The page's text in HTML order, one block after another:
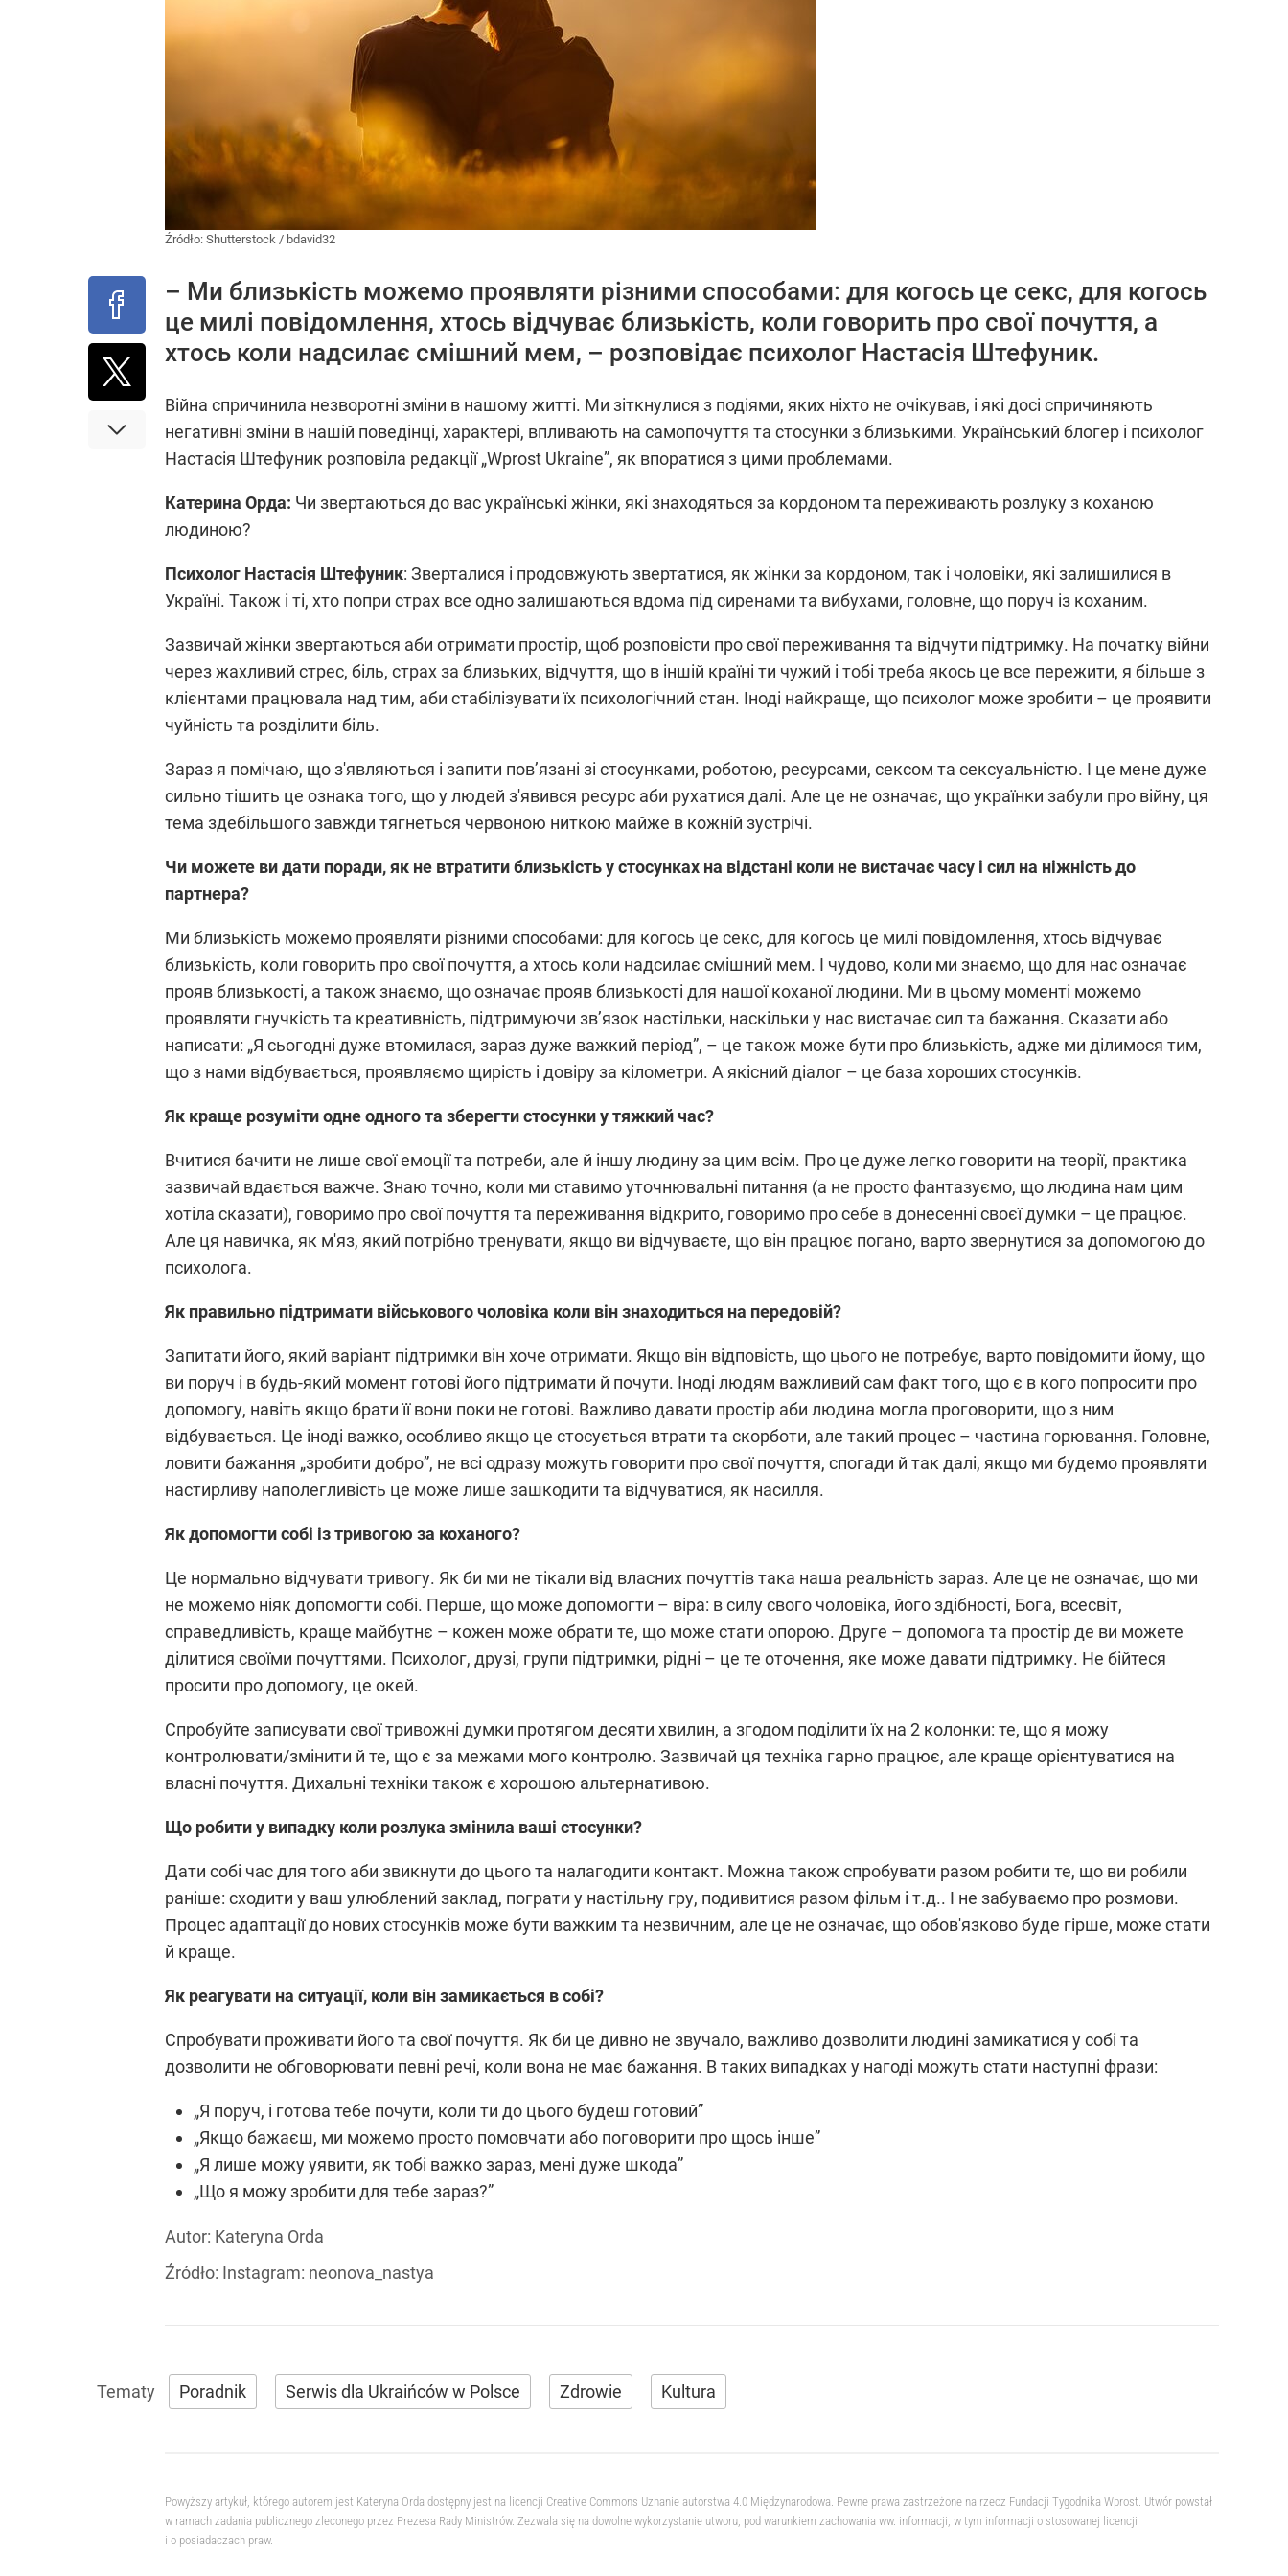
Źródło: Shutterstock / bdavid32
– Ми близькість можемо проявляти різними способами: для когось це секс, для когось
це милі повідомлення, хтось відчуває близькість, коли говорить про свої почуття, а
хтось коли надсилає смішний мем, – розповідає психолог Настасія Штефуник.
Війна спричинила незворотні зміни в нашому житті. Ми зіткнулися з подіями, яких ніхто не очікував, і які досі спричиняють
негативні зміни в нашій поведінці, характері, впливають на самопочуття та стосунки з близькими. Український блогер і психолог
Настасія Штефуник розповіла редакції „Wprost Ukraine”, як впоратися з цими проблемами.
Катерина Орда: Чи звертаються до вас українські жінки, які знаходяться за кордоном та переживають розлуку з коханою
людиною?
Психолог Настасія Штефуник: Зверталися і продовжують звертатися, як жінки за кордоном, так і чоловіки, які залишилися в
Україні. Також і ті, хто попри страх все одно залишаються вдома під сиренами та вибухами, головне, що поруч із коханим.
Зазвичай жінки звертаються аби отримати простір, щоб розповісти про свої переживання та відчути підтримку. На початку війни
через жахливий стрес, біль, страх за близьких, відчуття, що в іншій країні ти чужий і тобі треба якось це все пережити, я більше з
клієнтами працювала над тим, аби стабілізувати їх психологічний стан. Іноді найкраще, що психолог може зробити – це проявити
чуйність та розділити біль.
Зараз я помічаю, що з'являються і запити пов’язані зі стосунками, роботою, ресурсами, сексом та сексуальністю. І це мене дуже
сильно тішить це ознака того, що у людей з'явився ресурс аби рухатися далі. Але це не означає, що українки забули про війну, ця
тема здебільшого завжди тягнеться червоною ниткою майже в кожній зустрічі.
Чи можете ви дати поради, як не втратити близькість у стосунках на відстані коли не вистачає часу і сил на ніжність до
партнера?
Ми близькість можемо проявляти різними способами: для когось це секс, для когось це милі повідомлення, хтось відчуває
близькість, коли говорить про свої почуття, а хтось коли надсилає смішний мем. І чудово, коли ми знаємо, що для нас означає
прояв близькості, а також знаємо, що означає прояв близькості для нашої коханої людини. Ми в цьому моменті можемо
проявляти гнучкість та креативність, підтримуючи зв’язок настільки, наскільки у нас вистачає сил та бажання. Сказати або
написати: „Я сьогодні дуже втомилася, зараз дуже важкий період”, – це також може бути про близькість, адже ми ділимося тим,
що з нами відбувається, проявляємо щирість і довіру за кілометри. А якісний діалог – це база хороших стосунків.
Як краще розуміти одне одного та зберегти стосунки у тяжкий час?
Вчитися бачити не лише свої емоції та потреби, але й іншу людину за цим всім. Про це дуже легко говорити на теорії, практика
зазвичай вдається важче. Знаю точно, коли ми ставимо уточнювальні питання (а не просто фантазуємо, що людина нам цим
хотіла сказати), говоримо про свої почуття та переживання відкрито, говоримо про себе в донесенні своєї думки – це працює.
Але ця навичка, як м'яз, який потрібно тренувати, якщо ви відчуваєте, що він працює погано, варто звернутися за допомогою до
психолога.
Як правильно підтримати військового чоловіка коли він знаходиться на передовій?
Запитати його, який варіант підтримки він хоче отримати. Якщо він відповість, що цього не потребує, варто повідомити йому, що
ви поруч і в будь-який момент готові його підтримати й почути. Іноді людям важливий сам факт того, що є в кого попросити про
допомогу, навіть якщо брати її вони поки не готові. Важливо давати простір аби людина могла проговорити, що з ним
відбувається. Це іноді важко, особливо якщо це стосується втрати та скорботи, але такий процес – частина горювання. Головне,
ловити бажання „зробити добро”, не всі одразу можуть говорити про свої почуття, спогади й так далі, якщо ми будемо проявляти
настирливу наполегливість це може лише зашкодити та відчуватися, як насилля.
Як допомогти собі із тривогою за коханого?
Це нормально відчувати тривогу. Як би ми не тікали від власних почуттів така наша реальність зараз. Але це не означає, що ми
не можемо ніяк допомогти собі. Перше, що може допомогти – віра: в силу свого чоловіка, його здібності, Бога, всесвіт,
справедливість, краще майбутнє – кожен може обрати те, що може стати опорою. Друге – допомога та простір де ви можете
ділитися своїми почуттями. Психолог, друзі, групи підтримки, рідні – це те оточення, яке може давати підтримку. Не бійтеся
просити про допомогу, це окей.
Спробуйте записувати свої тривожні думки протягом десяти хвилин, а згодом поділити їх на 2 колонки: те, що я можу
контролювати/змінити й те, що є за межами мого контролю. Зазвичай ця техніка гарно працює, але краще орієнтуватися на
власні почуття. Дихальні техніки також є хорошою альтернативою.
Що робити у випадку коли розлука змінила ваші стосунки?
Дати собі час для того аби звикнути до цього та налагодити контакт. Можна також спробувати разом робити те, що ви робили
раніше: сходити у ваш улюблений заклад, пограти у настільну гру, подивитися разом фільм і т.д.. І не забуваємо про розмови.
Процес адаптації до нових стосунків може бути важким та незвичним, але це не означає, що обов'язково буде гірше, може стати
й краще.
Як реагувати на ситуації, коли він замикається в собі?
Спробувати проживати його та свої почуття. Як би це дивно не звучало, важливо дозволити людині замикатися у собі та
дозволити не обговорювати певні речі, коли вона не має бажання. В таких випадках у нагоді можуть стати наступні фрази:
„Я поруч, і готова тебе почути, коли ти до цього будеш готовий”
„Якщо бажаєш, ми можемо просто помовчати або поговорити про щось інше”
„Я лише можу уявити, як тобі важко зараз, мені дуже шкода”
„Що я можу зробити для тебе зараз?”
Autor: Kateryna Orda
Źródło: Instagram: neonova_nastya
Poradnik Serwis dla Ukraińców w Polsce Zdrowie Kultura
Powyższy artykuł, którego autorem jest Kateryna Orda dostępny jest na licencji Creative Commons Uznanie autorstwa 4.0 Międzynarodowa. Pewne prawa zastrzeżone na rzecz Fundacji Tygodnika Wprost. Utwór powstał
w ramach zadania publicznego zleconego przez Prezesa Rady Ministrów. Zezwala się na dowolne wykorzystanie utworu, pod warunkiem zachowania ww. informacji, w tym informacji o stosowanej licencji
i o posiadaczach praw.